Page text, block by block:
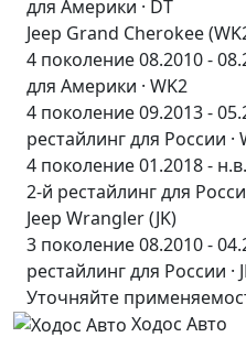
для Америки · DT
Jeep Grand Cherokee
4 поколение 08.2010 -
для Америки · WK2
4 поколение 09.2013 -
рестайлинг для России ·
4 поколение 01.2018 - н.в.
2-й рестайлинг для
Jeep Wrangler (JK)
3 поколение 08.2010 -
рестайлинг для России ·
Уточняйте
Ходос Авто